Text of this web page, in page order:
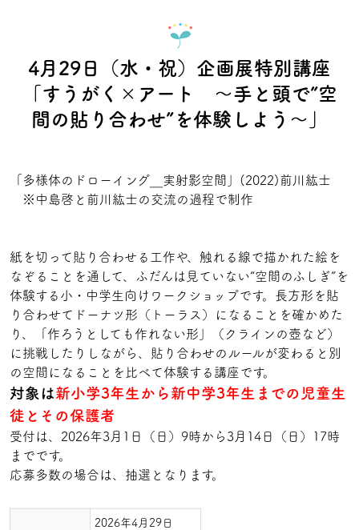
4月29日（水・祝）企画展特別講座
「すうがく×アート ～手と頭で”空
間の貼り合わせ”を体験しよう～」
「多様体のドローイング＿実射影空間」(2022)前川紘士
※中島啓と前川紘士の交流の過程で制作
紙を切って貼り合わせる工作や、触れる線で描かれた絵を
なぞることを通して、ふだんは見ていない“空間のふしぎ”を
体験する小・中学生向けワークショップです。長方形を貼
り合わせてドーナツ形（トーラス）になることを確かめた
り、「作ろうとしても作れない形」（クラインの壺など）
に挑戦したりしながら、貼り合わせのルールが変わると別
の空間になることを比べて体験する講座です。
対象は新小学3年生から新中学3年生までの児童生
徒とその保護者
受付は、2026年3月1日（日）9時から3月14日（日）17時
までです。
応募多数の場合は、抽選となります。
2026年4月29日